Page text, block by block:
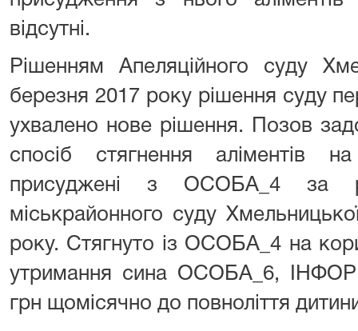
відсутні.
Рішенням Апеляційного суду
березня 2017 року рішення суду
ухвалено нове рішення. Позов
спосіб стягнення аліментів
присуджені з ОСОБА_4 за
міськрайонного суду
року. Стягнуто із ОСОБА_4 на
утримання сина ОСОБА_6,
грн щомісячно до повноліття